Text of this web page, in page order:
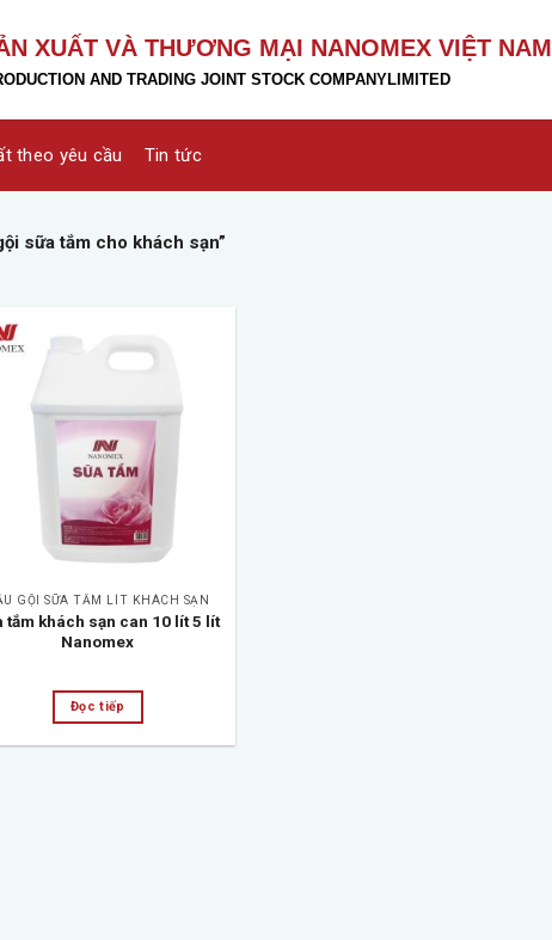
XUẤT VÀ THƯƠNG MẠI NANOMEX VIỆT NAM
AND TRADING JOINT STOCK COMPANYLIMITED
theo yêu cầu Tin tức
sữa tắm cho khách sạn”
Add to
GỘI SỮA TẮM LÍT KHÁCH SẠN
tắm khách sạn can 10 lít 5 lít
Nanomex
Đọc tiếp